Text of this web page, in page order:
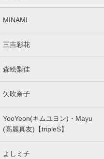
MINAMI
三吉彩花
森絵梨佳
矢吹奈子
YooYeon(キムユヨン)・Mayu
(髙麗真友)【tripleS】
よしミチ